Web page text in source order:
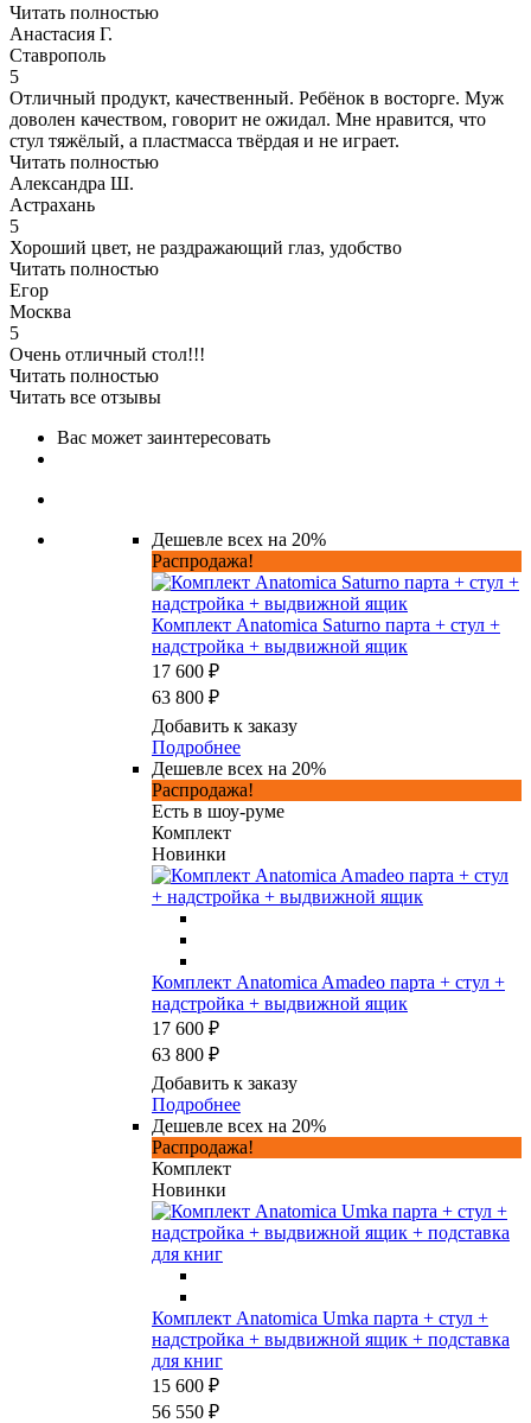
Читать полностью
Анастасия Г.
Ставрополь
5
Отличный продукт, качественный. Ребёнок в восторге. Муж
доволен качеством, говорит не ожидал. Мне нравится, что
стул тяжёлый, а пластмасса твёрдая и не играет.
Читать полностью
Александра Ш.
Астрахань
5
Хороший цвет, не раздражающий глаз, удобство
Читать полностью
Егор
Москва
5
Очень отличный стол!!!
Читать полностью
Читать все отзывы
Вас может заинтересовать
Дешевле всех на 20%
Распродажа!
Комплект Anatomica Saturno парта + стул +
надстройка + выдвижной ящик
17 600 ₽
63 800 ₽
Добавить к заказу
Подробнее
Дешевле всех на 20%
Распродажа!
Есть в шоу-руме
Комплект
Новинки
Комплект Anatomica Amadeo парта + стул +
надстройка + выдвижной ящик
17 600 ₽
63 800 ₽
Добавить к заказу
Подробнее
Дешевле всех на 20%
Распродажа!
Комплект
Новинки
Комплект Anatomica Umka парта + стул +
надстройка + выдвижной ящик + подставка
для книг
15 600 ₽
56 550 ₽